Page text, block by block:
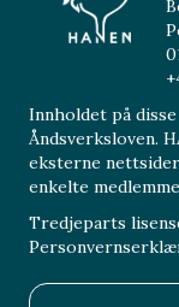
Innholdet på
Åndsverksloven.
eksterne
enkelte
Tredjeparts